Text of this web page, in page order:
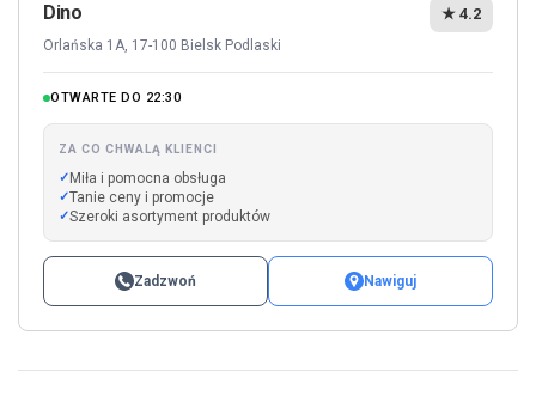
Dino
Orlańska 1A, 17-100 Bielsk Podlaski
★ 4.2
OTWARTE DO 22:30
ZA CO CHWALĄ KLIENCI
Miła i pomocna obsługa
Tanie ceny i promocje
Szeroki asortyment produktów
Zadzwoń Nawiguj